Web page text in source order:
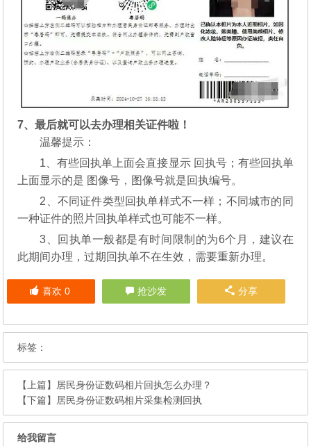
7、最后就可以去办理相关证件啦！
温馨提示：
1、有些回执单上面会直接显示 回执号；有些回执单
上面显示的是 图像号，图像号就是回执编号。
2、不同证件类型回执单样式不一样；不同城市的同
一种证件的照片回执单样式也可能不一样。
3、回执单一般都是有时间限制的为6个月，建议在
此期间办理，过期回执单不在生效，需要重新办理。
喜欢 0 抢沙发 分享
标签：
【上篇】 居民身份证数码相片回执怎么办理？
【下篇】 居民身份证数码相片采集检测回执
给我留言